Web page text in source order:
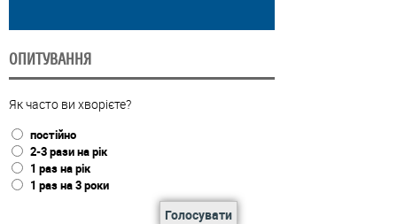
ОПИТУВАННЯ
Як часто ви хворієте?
постійно
2-3 рази на рік
1 раз на рік
1 раз на 3 роки
Голосувати